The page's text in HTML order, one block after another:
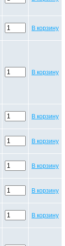
В корзину
В корзину
В корзину
В корзину
В корзину
В корзину
В корзину